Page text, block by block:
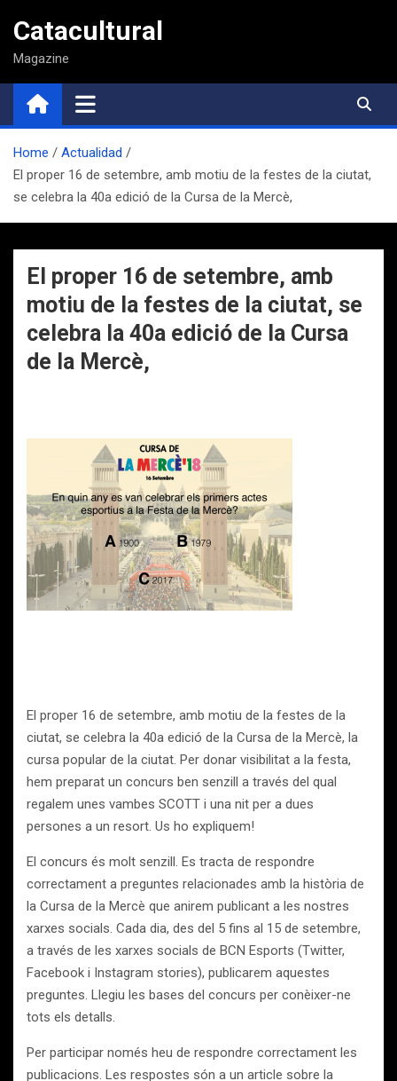
contenido
Catacultural
Magazine
Home
Actualidad
El proper 16 de setembre, amb motiu de la festes de la ciutat,
se celebra la 40a edició de la Cursa de la Mercè,
El proper 16 de setembre, amb
motiu de la festes de la ciutat, se
celebra la 40a edició de la Cursa
de la Mercè,
El proper 16 de setembre, amb motiu de la festes de la
ciutat, se celebra la 40a edició de la Cursa de la Mercè, la
cursa popular de la ciutat. Per donar visibilitat a la festa,
hem preparat un concurs ben senzill a través del qual
regalem unes vambes SCOTT i una nit per a dues
persones a un resort. Us ho expliquem!
El concurs és molt senzill. Es tracta de respondre
correctament a preguntes relacionades amb la història de
la Cursa de la Mercè que anirem publicant a les nostres
xarxes socials. Cada dia, des del 5 fins al 15 de setembre,
a través de les xarxes socials de BCN Esports (Twitter,
Facebook i Instagram stories), publicarem aquestes
preguntes. Llegiu les bases del concurs per conèixer-ne
tots els detalls.
Per participar només heu de respondre correctament les
publicacions. Les respostes són a un article sobre la